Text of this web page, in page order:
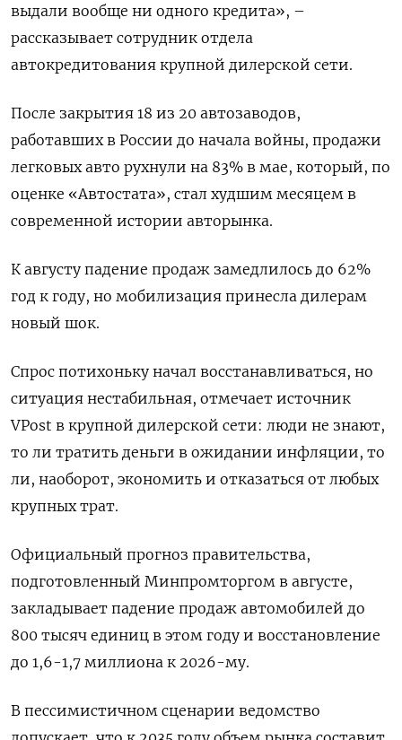
выдали вообще ни одного кредита», –
рассказывает сотрудник отдела
автокредитования крупной дилерской сети.
После закрытия 18 из 20 автозаводов,
работавших в России до начала войны, продажи
легковых авто рухнули на 83% в мае, который, по
оценке «Автостата», стал худшим месяцем в
современной истории авторынка.
К августу падение продаж замедлилось до 62%
год к году, но мобилизация принесла дилерам
новый шок.
Спрос потихоньку начал восстанавливаться, но
ситуация нестабильная, отмечает источник
VPost в крупной дилерской сети: люди не знают,
то ли тратить деньги в ожидании инфляции, то
ли, наоборот, экономить и отказаться от любых
крупных трат.
Официальный прогноз правительства,
подготовленный Минпромторгом в августе,
закладывает падение продаж автомобилей до
800 тысяч единиц в этом году и восстановление
до 1,6-1,7 миллиона к 2026-му.
В пессимистичном сценарии ведомство